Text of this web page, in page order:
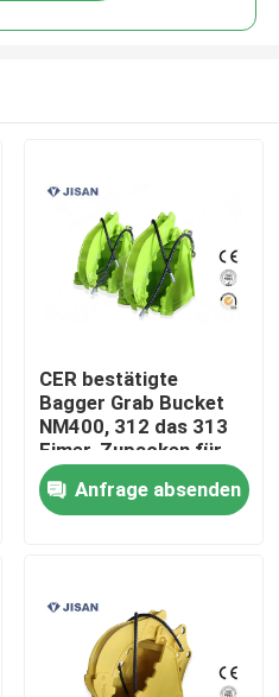
CER bestätigte
Bagger Grab Bucket
NM400, 312 das 313
Eimer-Zupacken für
Bagger
Anfrage absenden